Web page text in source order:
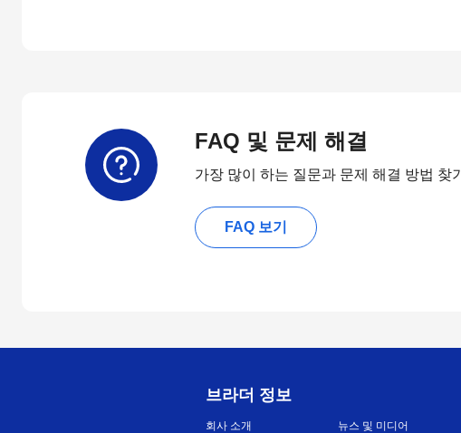
FAQ 및 문제 해결
가장 많이 하는 질문과 문제 해결 방법 찾기
FAQ 보기
브라더 정보
회사 소개 뉴스 및 미디어